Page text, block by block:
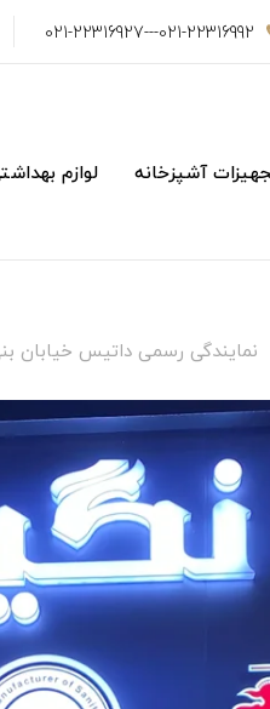
021-22316992---021-22316927
آشپزخانه لوازم
نمایندگی رسمی داتیس خیابان